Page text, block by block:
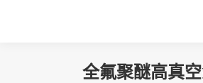
全氟聚醚高真